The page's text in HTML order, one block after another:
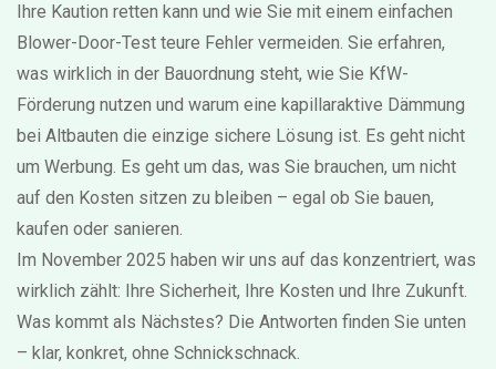
Ihre Kaution retten kann und wie Sie mit einem einfachen
Blower-Door-Test teure Fehler vermeiden. Sie erfahren,
was wirklich in der Bauordnung steht, wie Sie KfW-
Förderung nutzen und warum eine kapillaraktive Dämmung
bei Altbauten die einzige sichere Lösung ist. Es geht nicht
um Werbung. Es geht um das, was Sie brauchen, um nicht
auf den Kosten sitzen zu bleiben – egal ob Sie bauen,
kaufen oder sanieren.
Im November 2025 haben wir uns auf das konzentriert, was
wirklich zählt: Ihre Sicherheit, Ihre Kosten und Ihre Zukunft.
Was kommt als Nächstes? Die Antworten finden Sie unten
– klar, konkret, ohne Schnickschnack.